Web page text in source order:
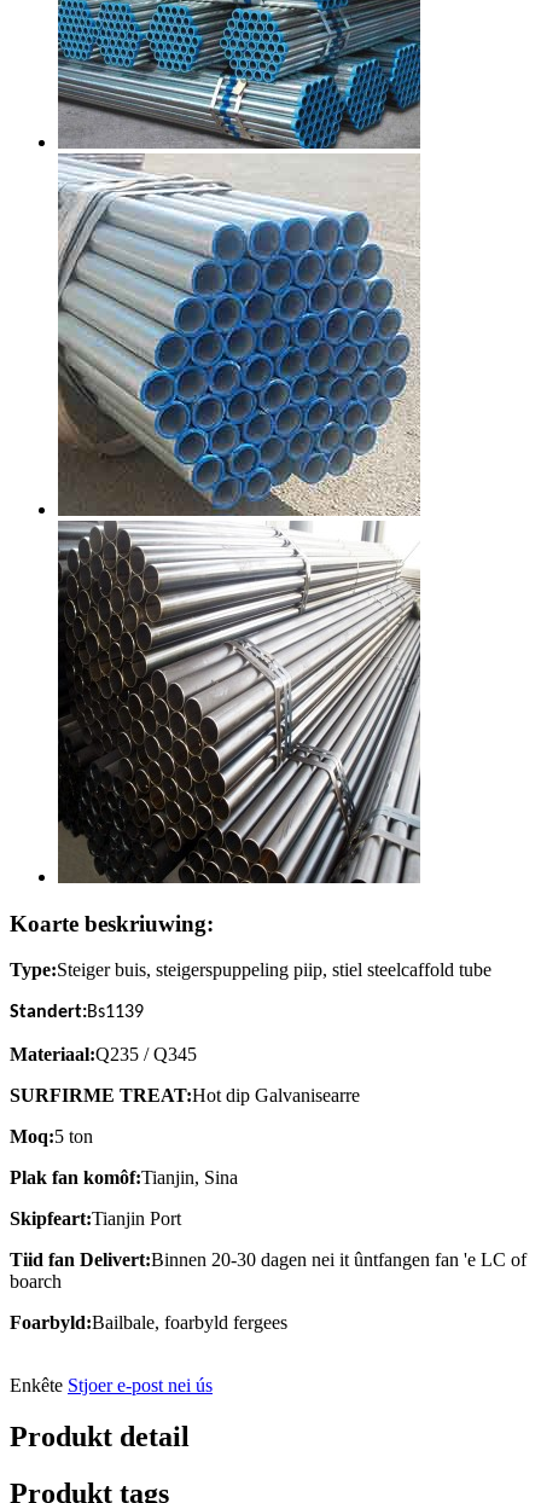
Koarte beskriuwing:
Type:Steiger buis, steigerspuppeling piip, stiel steelcaffold tube
Standert:Bs1139
Materiaal:Q235 / Q345
SURFIRME TREAT:Hot dip Galvanisearre
Moq:5 ton
Plak fan komôf:Tianjin, Sina
Skipfeart:Tianjin Port
Tiid fan Delivert:Binnen 20-30 dagen nei it ûntfangen fan 'e LC of
boarch
Foarbyld:Bailbale, foarbyld fergees
Enkête Stjoer e-post nei ús
Produkt detail
Produkt tags